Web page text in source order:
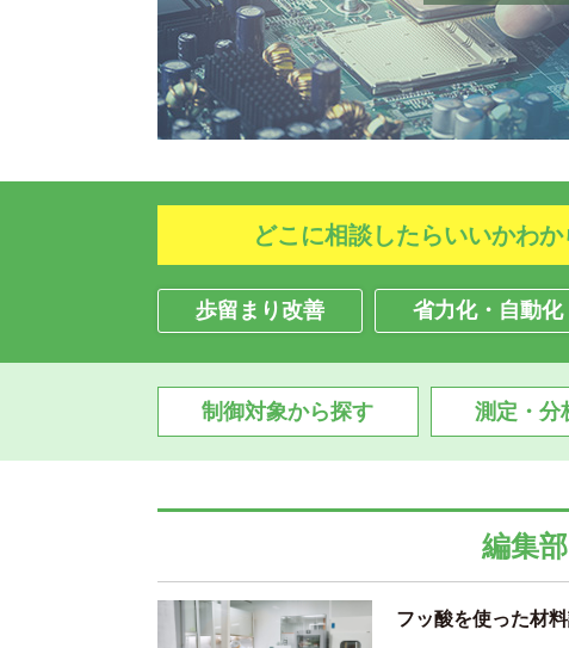
どこに相談したらいいかわ
歩留まり改善 省力化・自動化
制御対象から探す 測定・分
編集
フッ酸を使った材